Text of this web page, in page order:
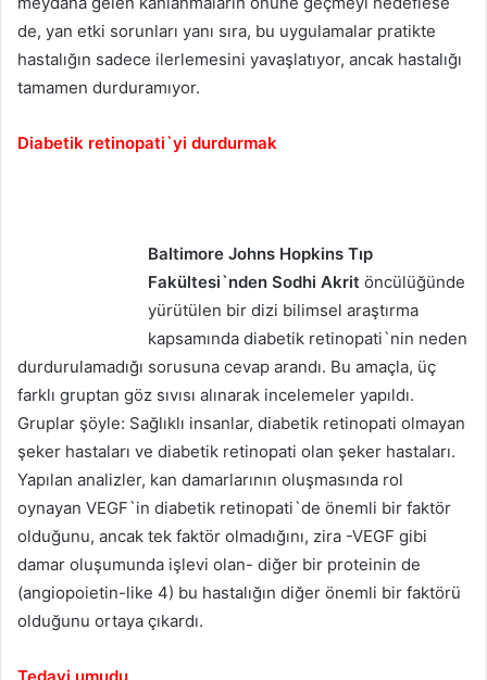
de, yan etki sorunları yanı sıra, bu uygulamalar pratikte
hastalığın sadece ilerlemesini yavaşlatıyor, ancak hastalığı
tamamen durduramıyor.
Diabetik retinopati`yi durdurmak
Baltimore Johns Hopkins Tıp
Fakültesi`nden Sodhi Akrit öncülüğünde
yürütülen bir dizi bilimsel araştırma
kapsamında diabetik retinopati`nin neden
durdurulamadığı sorusuna cevap arandı. Bu amaçla, üç
farklı gruptan göz sıvısı alınarak incelemeler yapıldı.
Gruplar şöyle: Sağlıklı insanlar, diabetik retinopati olmayan
şeker hastaları ve diabetik retinopati olan şeker hastaları.
Yapılan analizler, kan damarlarının oluşmasında rol
oynayan VEGF`in diabetik retinopati`de önemli bir faktör
olduğunu, ancak tek faktör olmadığını, zira -VEGF gibi
damar oluşumunda işlevi olan- diğer bir proteinin de
(angiopoietin-like 4) bu hastalığın diğer önemli bir faktörü
olduğunu ortaya çıkardı.